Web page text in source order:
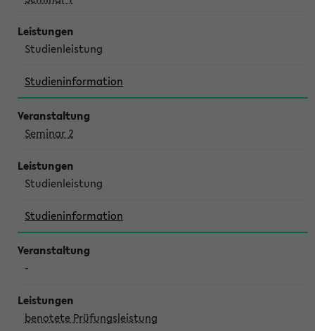
Studienleistung
Studieninformation
Seminar 2
Studienleistung
Studieninformation
-
benotete Prüfungsleistung